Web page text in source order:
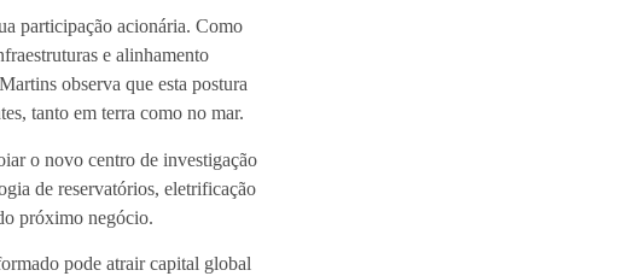
participação acionária. Como
e alinhamento
observa que esta postura
tanto em terra como no mar.
o novo centro de investigação
de reservatórios, eletrificação
próximo negócio.
pode atrair capital global